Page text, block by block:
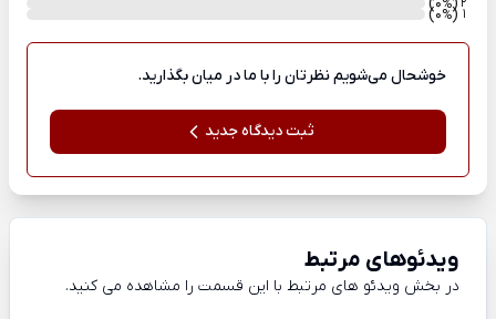
%
1
(0
%
)
خوشحال می‌شویم نظرتان را با ما در میان بگذارید.
ثبت دیدگاه جدید
ویدئوهای مرتبط
در بخش ویدئو های مرتبط با این قسمت را مشاهده می کنید.